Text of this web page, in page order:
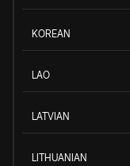
KOREAN
LAO
LATVIAN
LITHUANIAN